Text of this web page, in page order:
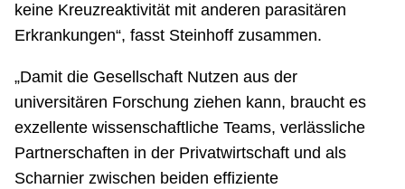
keine Kreuzreaktivität mit anderen parasitären
Erkrankungen“, fasst Steinhoff zusammen.
„Damit die Gesellschaft Nutzen aus der
universitären Forschung ziehen kann, braucht es
exzellente wissenschaftliche Teams, verlässliche
Partnerschaften in der Privatwirtschaft und als
Scharnier zwischen beiden effiziente